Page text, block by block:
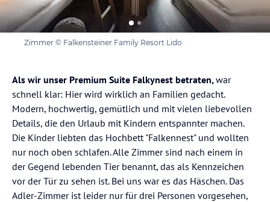
Zimmer © Falkensteiner Family Resort Lido
Als wir unser Premium Suite Falkynest betraten,war
schnell klar: Hier wird wirklich an Familien gedacht.
Modern, hochwertig, gemütlich und mit vielen liebevollen
Details, die den Urlaub mit Kindern entspannter machen.
Die Kinder liebten das Hochbett "Falkennest" und wollten
nur noch oben schlafen. Alle Zimmer sind nach einem in
der Gegend lebenden Tier benannt, das als Kennzeichen
vor der Tür zu sehen ist. Bei uns war es das Häschen. Das
Adler-Zimmer ist leider nur für drei Personen vorgesehen,